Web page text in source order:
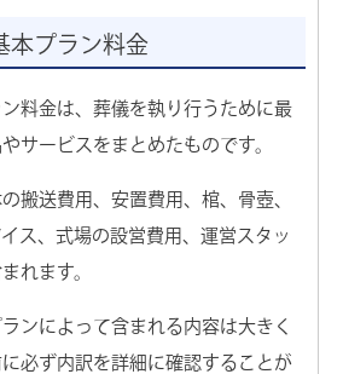
本プラン料金
料金は、葬儀を執り行うために最
サービスをまとめたものです。
搬送費用、安置費用、棺、骨壺、
ス、式場の設営費用、運営スタッ
れます。
ンによって含まれる内容は大きく
必ず内訳を詳細に確認することが